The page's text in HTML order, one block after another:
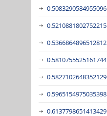
0.5083290584955096
0.5210881802752215
0.5366864896512812
0.5810755525161744
0.5827102648352129
0.5965154975035398
0.6137798651413429